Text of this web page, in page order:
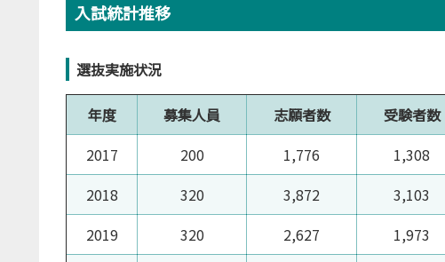
入試統計推移
選抜実施状況
年度 募集人員 志願者数 受験者数
2017
200 1,776 1,308
2018
320 3,872 3,103
2019
320 2,627 1,973